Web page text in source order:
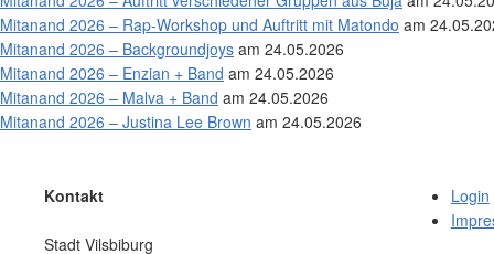
Mitanand 2026 – Rap-Workshop und Auftritt mit Matondo am
Mitanand 2026 – Backgroundjoys am 24.05.2026
Mitanand 2026 – Enzian + Band am 24.05.2026
Mitanand 2026 – Malva + Band am 24.05.2026
Mitanand 2026 – Justina Lee Brown am 24.05.2026
Kontakt
Stadt Vilsbiburg
Login